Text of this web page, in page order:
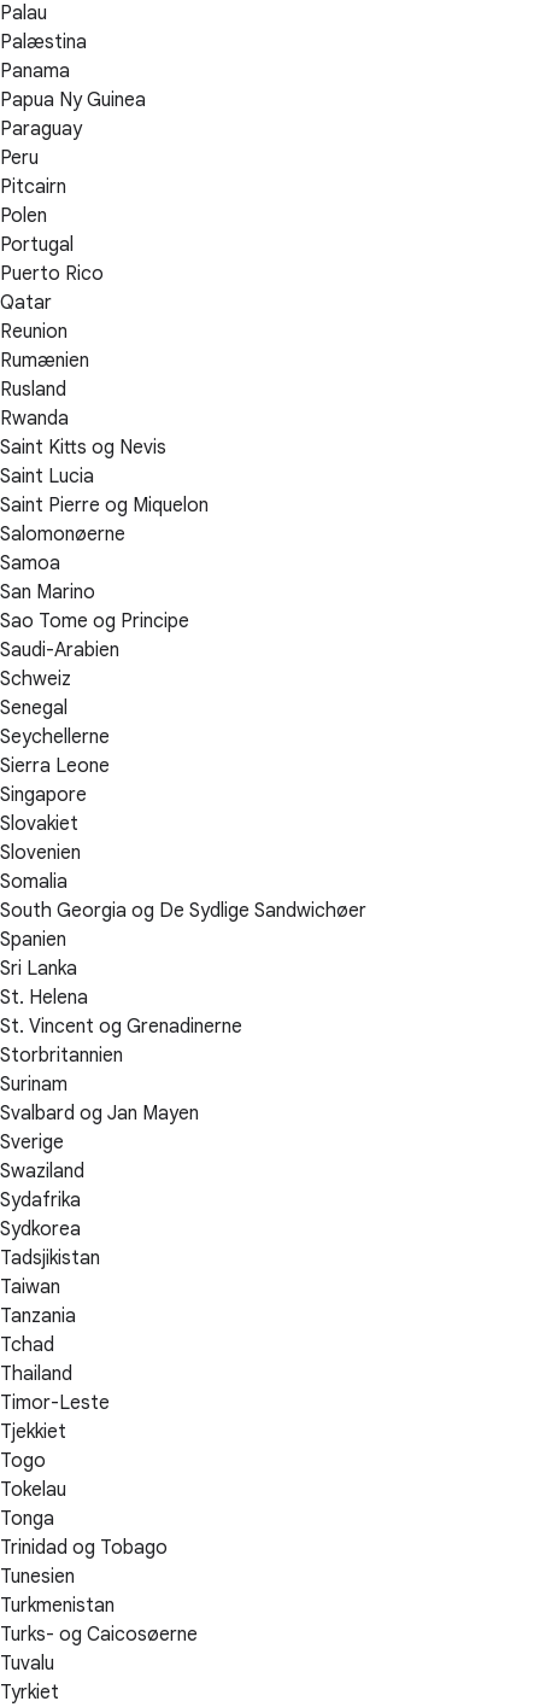
Palau
Palæstina
Panama
Papua Ny Guinea
Paraguay
Peru
Pitcairn
Polen
Portugal
Puerto Rico
Qatar
Reunion
Rumænien
Rusland
Rwanda
Saint Kitts og Nevis
Saint Lucia
Saint Pierre og Miquelon
Salomonøerne
Samoa
San Marino
Sao Tome og Principe
Saudi-Arabien
Schweiz
Senegal
Seychellerne
Sierra Leone
Singapore
Slovakiet
Slovenien
Somalia
South Georgia og De Sydlige Sandwichøer
Spanien
Sri Lanka
St. Helena
St. Vincent og Grenadinerne
Storbritannien
Surinam
Svalbard og Jan Mayen
Sverige
Swaziland
Sydafrika
Sydkorea
Tadsjikistan
Taiwan
Tanzania
Tchad
Thailand
Timor-Leste
Tjekkiet
Togo
Tokelau
Tonga
Trinidad og Tobago
Tunesien
Turkmenistan
Turks- og Caicosøerne
Tuvalu
Tyrkiet